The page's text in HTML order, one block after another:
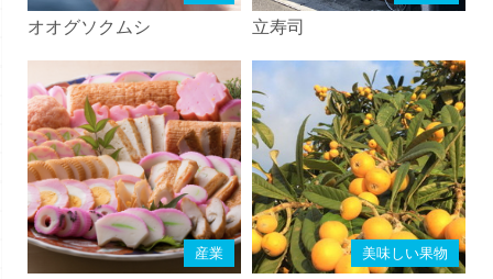
オオグソクムシ 立寿司
産業 美味しい果物